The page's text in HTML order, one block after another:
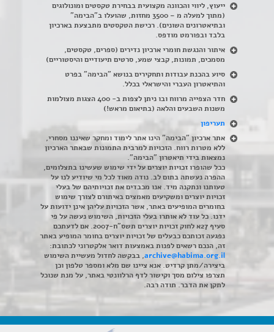
ייעוץ, ליווי והכוונה מקצועית בבחירת טקסטים ומונולוגים
(מתוך למעלה מ – 3500 מחזות, שהועלו ב"הבימה"
ובתיאטרונים השונים). רכישת הטקסטים מתבצעת בארכיון
בלבד ובפורמט מודפס.
איתור והנגשת חומרי ארכיון נדירים (ספרים, טקסטים,
מסמכים, תמונות, קבצי שמע, סרטים תיעודיים והיסטוריים)
סיוע בהכנת עבודות ותחקירים בנושא "הבימה" בפרט
והתיאטרון העברי והישראלי בכלל.
חדר הצפייה מרווח ובו ניתן לצפות ב- 400 הצגות מצולמות
משנות השבעים והלאה (בתיאום מראש!)
תעריפון
אתר ארכיון "הבימה" הינו אתר לימוד ומחקר שאיננו מסחרי,
ללא מטרות רווח. הזכויות למרבית התמונות שבאתר הארכיון
נמצאות בידי תיאטרון "הבימה".
ככל שהופרו זכויות יוצרים על ידי שימוש שעשינו בתצלומים,
ההפרה נעשתה בתום לב. נודה מאוד לכל מי שיודיע לנו על
טעותנו ונתקנה מיד. אנו מכבדים את זכויותיהם של בעלי
זכויות יוצרים ומשקיעים מאמצים באיתורם לצורך שימוש
בחומרים המופיעים באתר, אשר הזכויות עליהן אינן ידועות על
ידנו. כל עוד לא אותרו בעלי הזכויות, השימוש נעשה על פי
סעיף 27א לחוק זכויות יוצרים תשס"ח-2007. אם לדעתכם
נפגעה זכותכם כבעלים של זכויות יוצרים בחומר המופיע באתר
זה, הנכם רשאים לפנות באמצעות דואר אלקטרוני לכתובת:
archive@habima.org.il, בבקשה לחדול מעשיית השימוש
ביצירה/מתן קרדיט. אנא ציינו שם מלא ומספר טלפון וכן
תצרפו צילום מסך וקישור לדף הרלוונטי באתר, על מנת שנוכל
לתקן את הדבר. תודה רבה.